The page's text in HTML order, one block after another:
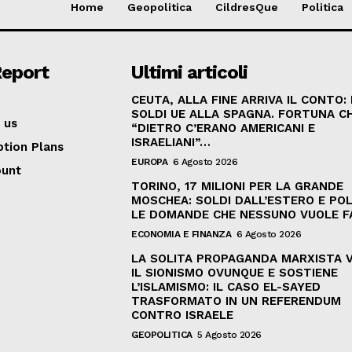
Home Geopolitica CildresQue Politica
us
Plans
Ultimi articoli
CEUTA, ALLA FINE ARRIVA IL CONTO:
SOLDI UE ALLA SPAGNA. FORTUNA
“DIETRO C’ERANO AMERICANI E
ISRAELIANI”…
EUROPA 6 Agosto 2026
TORINO, 17 MILIONI PER LA GRANDE
MOSCHEA: SOLDI DALL’ESTERO E
LE DOMANDE CHE NESSUNO VUOLE
ECONOMIA E FINANZA 6 Agosto 2026
LA SOLITA PROPAGANDA MARXISTA
IL SIONISMO OVUNQUE E SOSTIENE
L’ISLAMISMO: IL CASO EL-SAYED
TRASFORMATO IN UN REFERENDUM
CONTRO ISRAELE
GEOPOLITICA 5 Agosto 2026